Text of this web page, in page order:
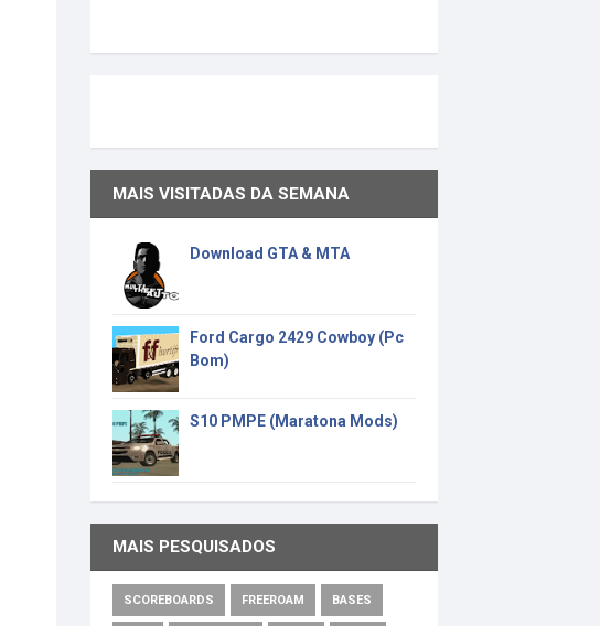
MAIS VISITADAS DA SEMANA
Download GTA & MTA
Ford Cargo 2429 Cowboy (Pc
Bom)
S10 PMPE (Maratona Mods)
MAIS PESQUISADOS
SCOREBOARDS FREEROAM BASES